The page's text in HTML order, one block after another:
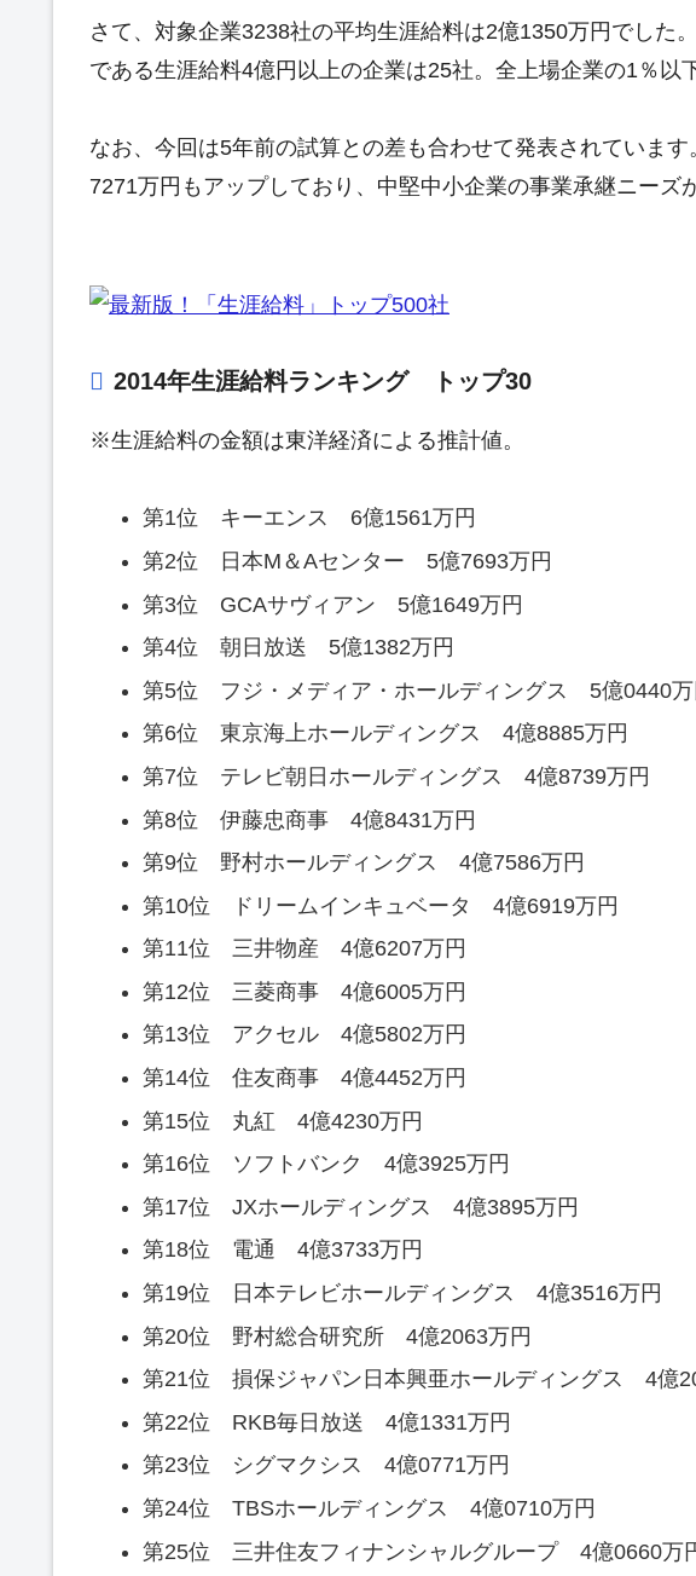
さて、対象企業3238社の平均生涯給料は2億1350万円でした
である生涯給料4億円以上の企業は25社。全上場企業の1％以
なお、今回は5年前の試算との差も合わせて発表されていま
7271万円もアップしており、中堅中小企業の事業承継ニーズ
2014年生涯給料ランキング トップ30
※生涯給料の金額は東洋経済による推計値。
第1位 キーエンス 6億1561万円
第2位 日本M＆Aセンター 5億7693万円
第3位 GCAサヴィアン 5億1649万円
第4位 朝日放送 5億1382万円
第5位 フジ・メディア・ホールディングス 5億0440万
第6位 東京海上ホールディングス 4億8885万円
第7位 テレビ朝日ホールディングス 4億8739万円
第8位 伊藤忠商事 4億8431万円
第9位 野村ホールディングス 4億7586万円
第10位 ドリームインキュベータ 4億6919万円
第11位 三井物産 4億6207万円
第12位 三菱商事 4億6005万円
第13位 アクセル 4億5802万円
第14位 住友商事 4億4452万円
第15位 丸紅 4億4230万円
第16位 ソフトバンク 4億3925万円
第17位 JXホールディングス 4億3895万円
第18位 電通 4億3733万円
第19位 日本テレビホールディングス 4億3516万円
第20位 野村総合研究所 4億2063万円
第21位 損保ジャパン日本興亜ホールディングス 4億
第22位 RKB毎日放送 4億1331万円
第23位 シグマクシス 4億0771万円
第24位 TBSホールディングス 4億0710万円
第25位 三井住友フィナンシャルグループ 4億0660万